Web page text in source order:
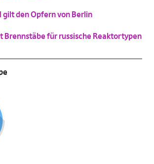
den Opfern von Berlin
Brennstäbe für russische Reaktortypen